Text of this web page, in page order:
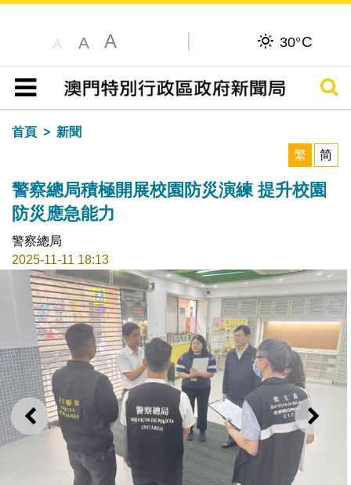
A A A 30°C
目錄
搜尋
首頁
新聞
繁
简
警察總局積極開展校園防災演練 提升校園
防災應急能力
警察總局
2025-11-11 18:13
上一則 下一